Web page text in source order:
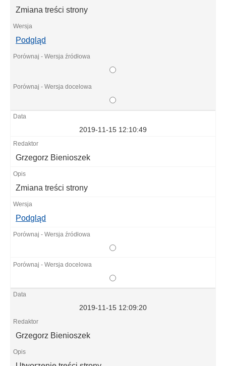
Zmiana treści strony
Podgląd
2019-11-15 12:10:49
Grzegorz Bienioszek
Zmiana treści strony
Podgląd
2019-11-15 12:09:20
Grzegorz Bienioszek